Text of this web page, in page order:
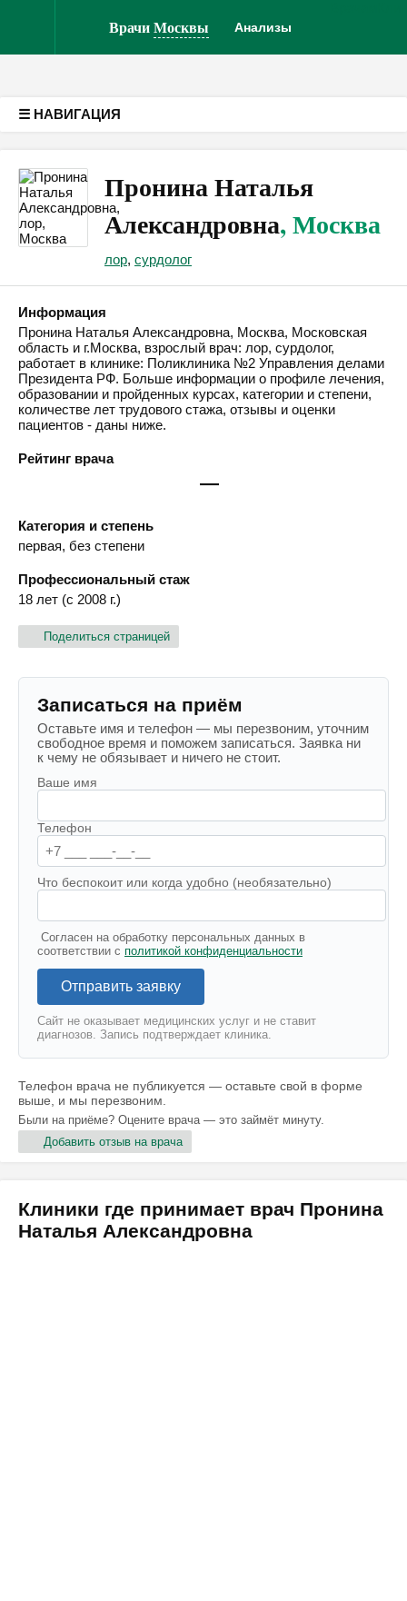
ВрачиМосквы Анализы
☰ НАВИГАЦИЯ
Пронина Наталья
Александровна, Москва
лор, сурдолог
Информация
Пронина Наталья Александровна, Москва, Московская
область и г.Москва, взрослый врач: лор, сурдолог,
работает в клинике: Поликлиника №2 Управления делами
Президента РФ. Больше информации о профиле лечения,
образовании и пройденных курсах, категории и степени,
количестве лет трудового стажа, отзывы и оценки
пациентов - даны ниже.
Рейтинг врача
—
Категория и степень
первая, без степени
Профессиональный стаж
18 лет (с 2008 г.)
Поделиться страницей
Записаться на приём
Оставьте имя и телефон — мы перезвоним, уточним
свободное время и поможем записаться. Заявка ни
к чему не обязывает и ничего не стоит.
Ваше имя
Телефон
Что беспокоит или когда удобно (необязательно)
Согласен на обработку персональных данных в
соответствии с политикой конфиденциальности
Отправить заявку
Сайт не оказывает медицинских услуг и не ставит
диагнозов. Запись подтверждает клиника.
Телефон врача не публикуется — оставьте свой в форме
выше, и мы перезвоним.
Были на приёме? Оцените врача — это займёт минуту.
Добавить отзыв на врача
Клиники где принимает врач Пронина
Наталья Александровна